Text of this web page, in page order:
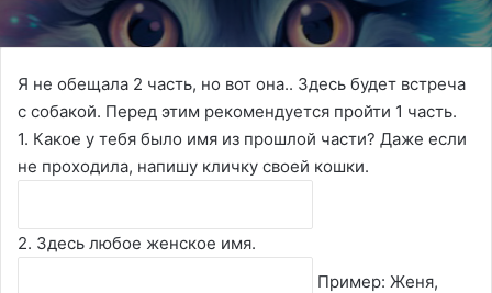
Я не обещала 2 часть, но вот она.. Здесь будет встреча
с собакой. Перед этим рекомендуется пройти 1 часть.
1. Какое у тебя было имя из прошлой части? Даже если
не проходила, напишу кличку своей кошки.
2. Здесь любое женское имя.
Пример: Женя,